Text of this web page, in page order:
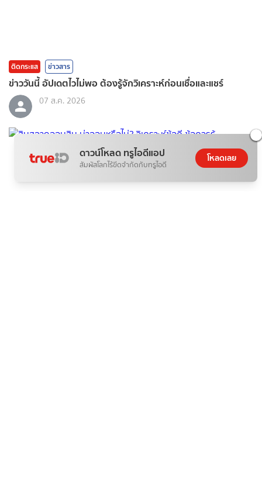
ติดกระแส ข่าวสาร
ข่าววันนี้ อัปเดตไวไม่พอ ต้องรู้จักวิเคราะห์ก่อนเชื่อและแชร์
07 ส.ค. 2026
ดาวน์โหลด ทรูไอดีแอป
สัมผัสโลกไร้ขีดจำกัดกับทรูไอดี
โหลดเลย